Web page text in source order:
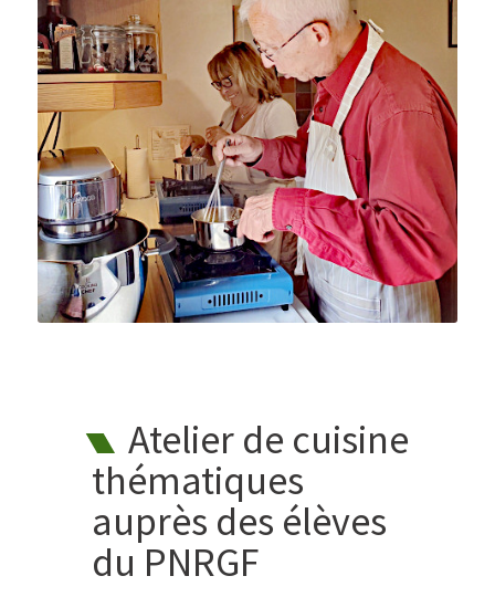
Atelier de cuisine
thématiques
auprès des élèves
du PNRGF